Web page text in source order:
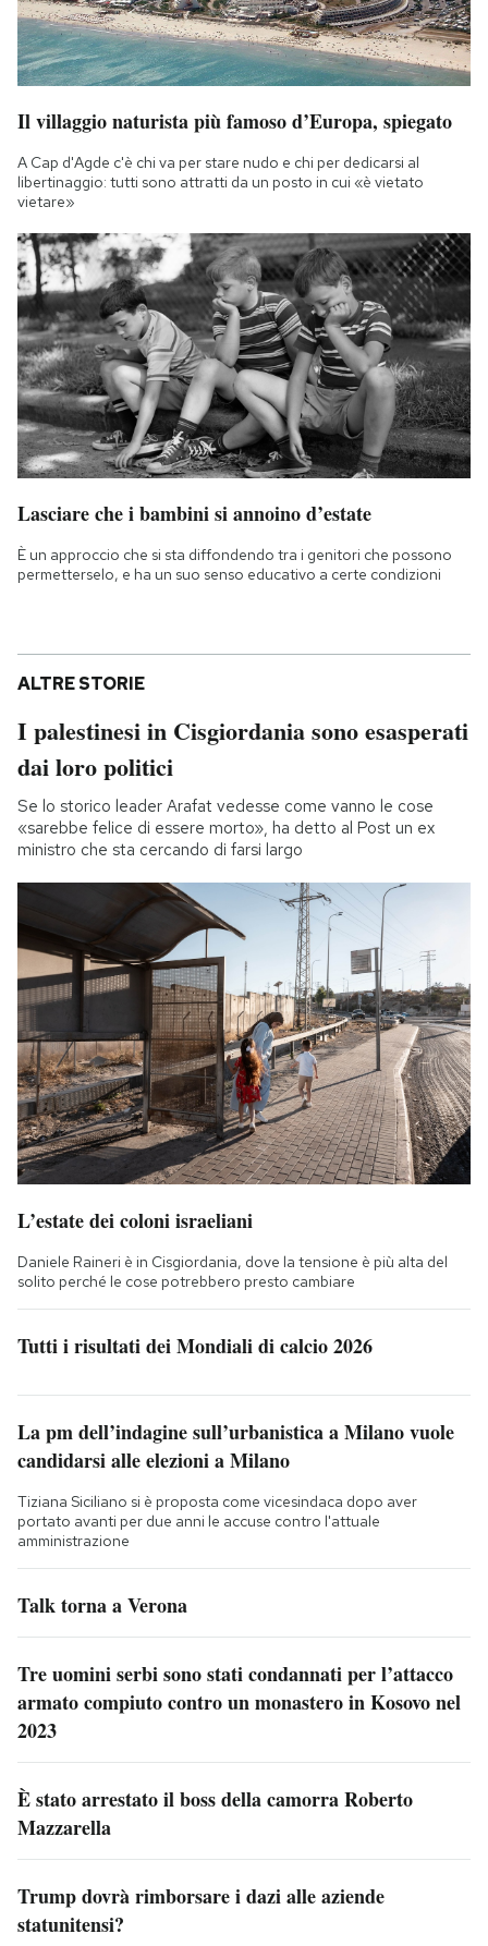
Il villaggio naturista più famoso d’Europa, spiegato
A Cap d'Agde c'è chi va per stare nudo e chi per dedicarsi al
libertinaggio: tutti sono attratti da un posto in cui «è vietato
vietare»
Lasciare che i bambini si annoino d’estate
È un approccio che si sta diffondendo tra i genitori che possono
permetterselo, e ha un suo senso educativo a certe condizioni
ALTRE STORIE
I palestinesi in Cisgiordania sono esasperati
dai loro politici
Se lo storico leader Arafat vedesse come vanno le cose
«sarebbe felice di essere morto», ha detto al Post un ex
ministro che sta cercando di farsi largo
L’estate dei coloni israeliani
Daniele Raineri è in Cisgiordania, dove la tensione è più alta del
solito perché le cose potrebbero presto cambiare
Tutti i risultati dei Mondiali di calcio 2026
La pm dell’indagine sull’urbanistica a Milano vuole
candidarsi alle elezioni a Milano
Tiziana Siciliano si è proposta come vicesindaca dopo aver
portato avanti per due anni le accuse contro l'attuale
amministrazione
Talk torna a Verona
Tre uomini serbi sono stati condannati per l’attacco
armato compiuto contro un monastero in Kosovo nel
2023
È stato arrestato il boss della camorra Roberto
Mazzarella
Trump dovrà rimborsare i dazi alle aziende
statunitensi?